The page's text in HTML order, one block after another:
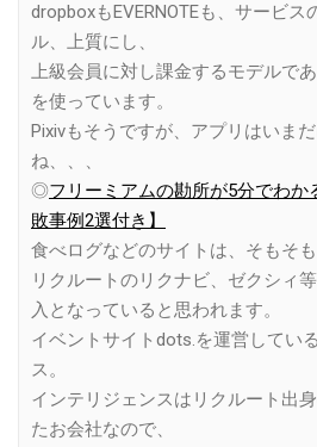
dropboxもEVERNOTEも、サービ
ル、上質にし、
上級会員に対し課金するモデルで
を使っています。
Pixivもそうですが、アプリはいま
ね、、、
◎フリーミアムの勘所が5分でわか
敗事例2選付き】
食べログなどのサイトは、そもそ
リクルートのリクナビ、ゼクシィ
入となっていると思われます。
イベントサイトdots.を運営してい
ス。
インテリジェンスはリクルート出
たお会社なので、